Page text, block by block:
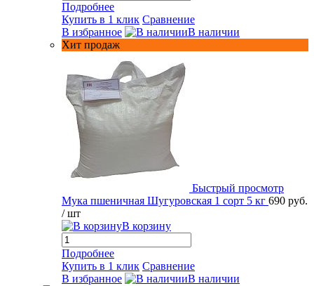
Подробнее
Купить в 1 клик Сравнение
В избранное
В наличии
Хит продаж
Быстрый просмотр
Мука пшеничная Шугуровская 1 сорт 5 кг 690 руб.
/ шт
В корзину
Подробнее
Купить в 1 клик Сравнение
В избранное
В наличии